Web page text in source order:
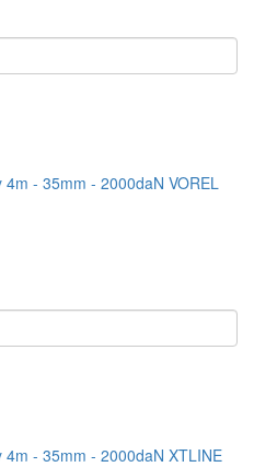
- 35mm - 2000daN VOREL
- 35mm - 2000daN XTLINE